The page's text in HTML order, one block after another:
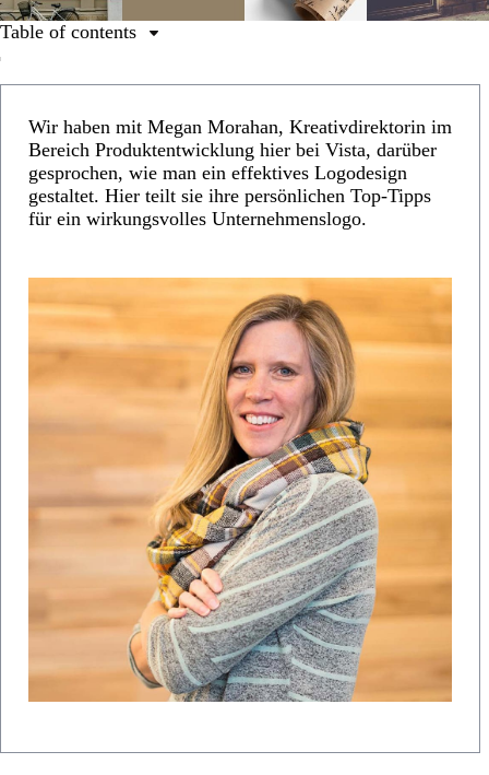
Wir haben mit Megan Morahan, Kreativdirektorin im
Bereich Produktentwicklung hier bei Vista, darüber
gesprochen, wie man ein effektives Logodesign
gestaltet. Hier teilt sie ihre persönlichen Top-Tipps
für ein wirkungsvolles Unternehmenslogo.
Table of contents
unterstreichen
3. Beschäftigen Sie sich mit den verschiedenen Arten
von Logos
4. Achten Sie auf ein harmonisches Zusammenspiel der
5. Kreieren Sie ein Logo, das vielseitig einsetzbar ist.
6. Holen Sie sich professionelle Unterstützung.